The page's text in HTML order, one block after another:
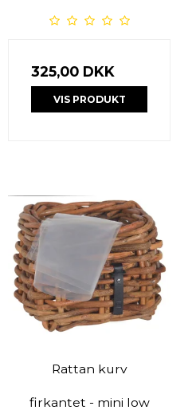
325,00 DKK
VIS PRODUKT
Rattan kurv
firkantet - mini low